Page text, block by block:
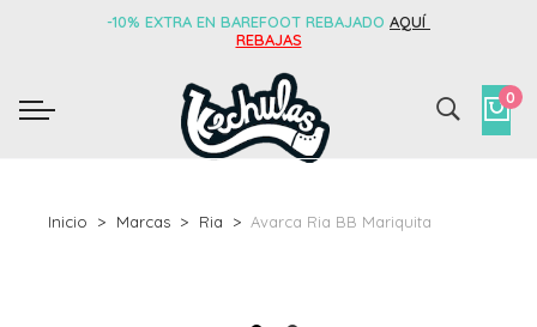
-10% EXTRA EN BAREFOOT REBAJADO AQUÍ
REBAJAS
0
Inicio Marcas Ria Avarca Ria BB Mariquita